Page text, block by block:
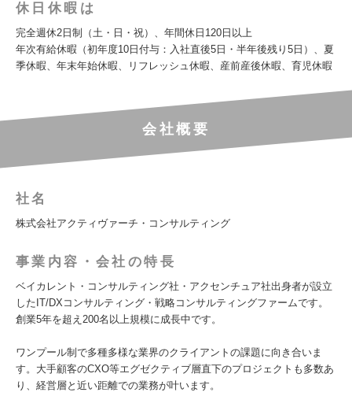
休日休暇は
完全週休2日制（土・日・祝）、年間休日120日以上
年次有給休暇（初年度10日付与：入社直後5日・半年後残り5日）、夏
季休暇、年末年始休暇、リフレッシュ休暇、産前産後休暇、育児休暇
会社概要
社名
株式会社アクティヴァーチ・コンサルティング
事業内容・会社の特長
ベイカレント・コンサルティング社・アクセンチュア社出身者が設立
したIT/DXコンサルティング・戦略コンサルティングファームです。
創業5年を超え200名以上規模に成長中です。
ワンプール制で多種多様な業界のクライアントの課題に向き合いま
す。大手顧客のCXO等エグゼクティブ層直下のプロジェクトも多数あ
り、経営層と近い距離での業務が叶います。